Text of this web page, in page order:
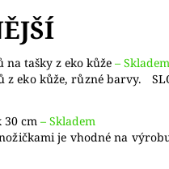
na tašky z eko kůže – Skladem
z eko kůže, různé barvy.
30 cm – Skladem
je vhodné na